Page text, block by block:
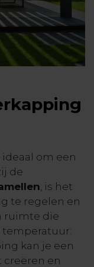
ideaal om een
de
, is het
te regelen en
ruimte die
temperatuur:
kan je een
en